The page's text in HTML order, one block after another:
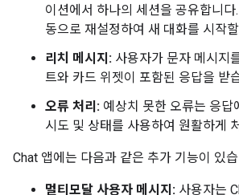
이션에서 하나의 세션을 공유합니
동으로 재설정하여 새 대화를 시작
리치 메시지: 사용자가 문자 메시지
트와 카드 위젯이 포함된 응답을 받
오류 처리: 예상치 못한 오류는 응답
시도 및 상태를 사용하여 원활하게
Chat 앱에는 다음과 같은 추가 기능이 있
멀티모달 사용자 메시지: 사용자는